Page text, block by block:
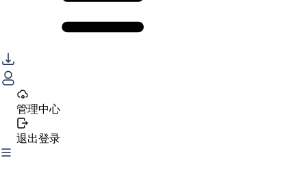
管理中心
退出登录